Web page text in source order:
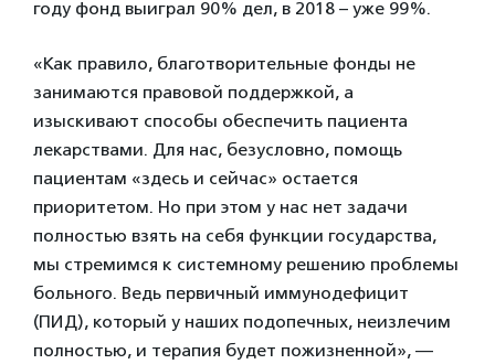
году фонд выиграл 90% дел, в 2018 – уже 99%.
«Как правило, благотворительные фонды не
занимаются правовой поддержкой, а
изыскивают способы обеспечить пациента
лекарствами. Для нас, безусловно, помощь
пациентам «здесь и сейчас» остается
приоритетом. Но при этом у нас нет задачи
полностью взять на себя функции государства,
мы стремимся к системному решению проблемы
больного. Ведь первичный иммунодефицит
(ПИД), который у наших подопечных, неизлечим
полностью, и терапия будет пожизненной», —